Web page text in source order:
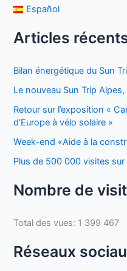
Español
Articles
Bilan énergétique du Sun
Le nouveau Sun Trip
Retour sur l’exposition «
d’Europe à vélo solaire »
Week-end «Aide à la
Plus de 500 000 visites
Nombre de
Total des vues: 1 399 467
Réseaux